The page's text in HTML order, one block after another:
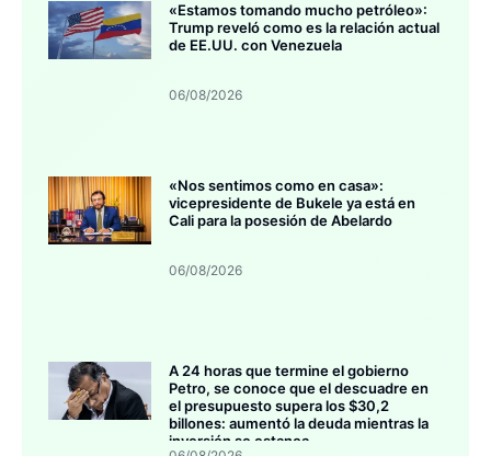
«Estamos tomando mucho petróleo»:
Trump reveló como es la relación actual
de EE.UU. con Venezuela
06/08/2026
«Nos sentimos como en casa»:
vicepresidente de Bukele ya está en
Cali para la posesión de Abelardo
06/08/2026
A 24 horas que termine el gobierno
Petro, se conoce que el descuadre en
el presupuesto supera los $30,2
billones: aumentó la deuda mientras la
inversión se estanca